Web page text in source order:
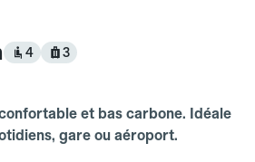
4 3
et bas carbone. Idéale
gare ou aéroport.